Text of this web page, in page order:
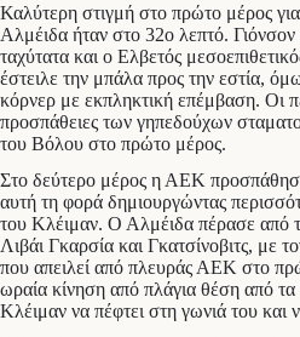
Καλύτερη στιγμή στο πρώτο μέρος
Αλμέιδα ήταν στο 32ο λεπτό.
ταχύτατα και ο Ελβετός
έστειλε την μπάλα προς την εστία,
κόρνερ με εκπληκτική επέμβαση. Οι
προσπάθειες των γηπεδούχων
του Βόλου στο πρώτο μέρος.
Στο δεύτερο μέρος η ΑΕΚ προσπάθησε
αυτή τη φορά δημιουργώντας
του Κλέιμαν. Ο Αλμέιδα πέρασε από
Λιβάι Γκαρσία και Γκατσίνοβιτς, με
που απειλεί από πλευράς ΑΕΚ στο
ωραία κίνηση από πλάγια θέση από τα
Κλέιμαν να πέφτει στη γωνιά του και